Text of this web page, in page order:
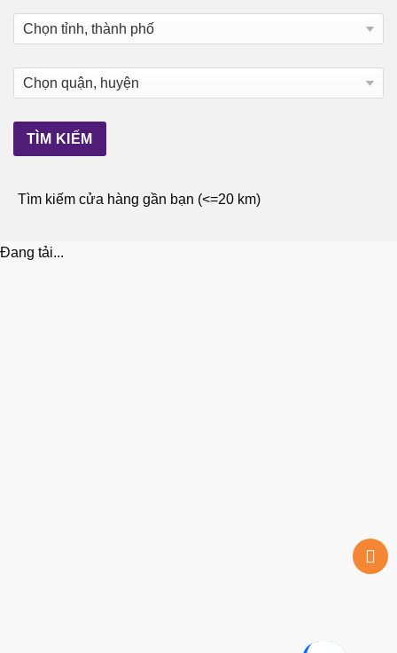
Tìm kiếm cửa hàng gần bạn (<=20 km)
Đang tải...